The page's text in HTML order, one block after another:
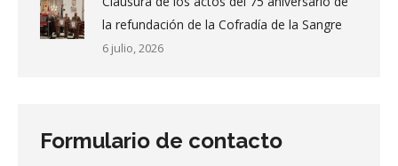
la refundación de la Cofradía de la Sangre
6 julio, 2026
Formulario de contacto